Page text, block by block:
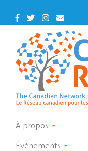
main
Facebook
TwitterInstagram
Contact
Us
À propos
Événements